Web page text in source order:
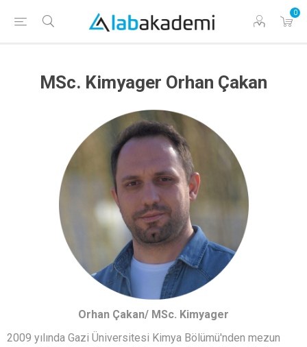
0
MSc. Kimyager Orhan Çakan
Orhan Çakan/ MSc. Kimyager
2009 yılında Gazi Üniversitesi Kimya Bölümü'nden mezun